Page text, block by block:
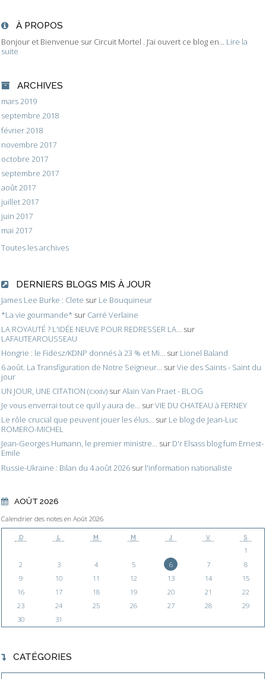
À PROPOS
Bonjour et Bienvenue sur Circuit Mortel . J’ai ouvert ce blog en... Lire la
suite
ARCHIVES
mars 2019
septembre 2018
février 2018
novembre 2017
octobre 2017
septembre 2017
août 2017
juillet 2017
juin 2017
mai 2017
Toutes les archives
DERNIERS BLOGS MIS À JOUR
James Lee Burke : Clete sur Le Bouquineur
*La vie gourmande* sur Carré Verlaine
LA ROYAUTÉ ? L'IDÉE NEUVE POUR REDRESSER LA... sur
LAFAUTEAROUSSEAU
Hongrie : le Fidesz/KDNP donnés à 23 % et Mi... sur Lionel Baland
6 août. La Transfiguration de Notre Seigneur... surVie des Saints - Saint du
jour
UN JOUR, UNE CITATION (cxxiv) surAlain Van Praet - BLOG
Je vous enverrai tout ce qu’il y aura de... surVIE DU CHATEAU à FERNEY
Le rôle crucial que peuvent jouer les élus... sur Le blog de Jean-Luc
ROMERO-MICHEL
Jean-Georges Humann, le premier ministre... sur D'r Elsass blog fum Ernest-
Emile
Russie-Ukraine : Bilan du 4 août 2026 sur l'information nationaliste
AOÛT 2026
Calendrier des notes en Août 2026
D L M M J V S
1
2
3 4 5 6 7
8
9
10 11 12 13 14
15
16
17 18 19 20 21
22
23
24 25 26 27 28
29
30
31
CATÉGORIES